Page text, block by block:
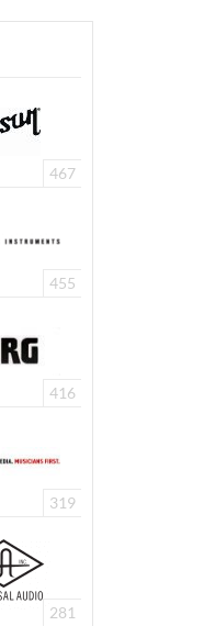
467
455
416
319
281